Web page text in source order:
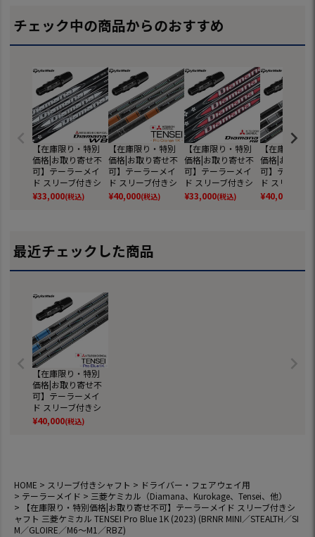
チェック中の商品からのおすすめ
【在庫限り・特別
価格|お取り寄せ不
可】テーラーメイ
ド スリーブ付きシ
ャフト 2024 三菱ケ
ミカル Diamana W
¥33,000(税込)
【在庫限り・特別
価格|お取り寄せ不
可】テーラーメイ
ド スリーブ付きシ
ャフト 三菱ケミカ
ル Tensei Pro Oran
6～M1／RBZ)
¥40,000(税込)
【在庫限り・特別
価格|お取り寄せ不
可】テーラーメイ
ド スリーブ付きシ
ャフト 2025 三菱ケ
ミカル Diamana R
¥33,000(税込)
【在庫限り・
価格|お取り寄
可】テーラー
ド スリーブ付
ャフト 三菱ケ
ル Tensei Pro
¥40,000
最近チェックした商品
【在庫限り・特別
価格|お取り寄せ不
可】テーラーメイ
ド スリーブ付きシ
ャフト 三菱ケミカ
ル TENSEI Pro Blue
¥40,000(税込)
HOME スリーブ付きシャフト
ドライバー・フェアウェイ用
テーラーメイド
三菱ケミカル（Diamana、Kurokage、Tensei、他）
【在庫限り・特別価格|お取り寄せ不可】テーラーメイド スリーブ付きシ
ャフト 三菱ケミカル TENSEI Pro Blue 1K (2023) (BRNR MINI／STEALTH／SI
M／GLOIRE／M6～M1／RBZ)